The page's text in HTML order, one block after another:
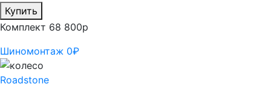
Купить
Комплект 68 800р
Шиномонтаж 0₽
Roadstone